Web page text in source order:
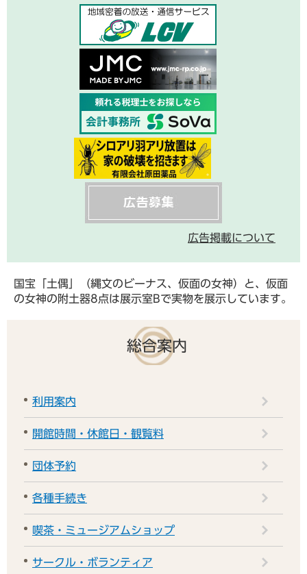
国宝「土偶」（縄文のビーナス、仮面の女神）と、仮面
の女神の附土器8点は展示室Bで実物を展示しています。
総合案内
利用案内
開館時間・休館日・観覧料
団体予約
各種手続き
喫茶・ミュージアムショップ
サークル・ボランティア
広告掲載について